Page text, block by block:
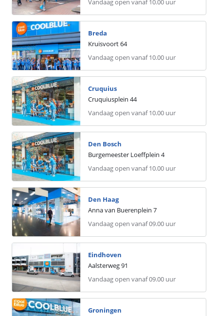
Vandaag open vanaf 10.00 uur
Breda
Kruisvoort64
Vandaag open vanaf 10.00 uur
Cruquius
Cruquiusplein 44
Vandaag open vanaf 10.00 uur
Den Bosch
Burgemeester Loeffplein 4
Vandaag open vanaf 10.00 uur
Den Haag
Anna van Buerenplein 7
Vandaag open vanaf 09.00 uur
Eindhoven
Aalsterweg91
Vandaag open vanaf 09.00 uur
Groningen